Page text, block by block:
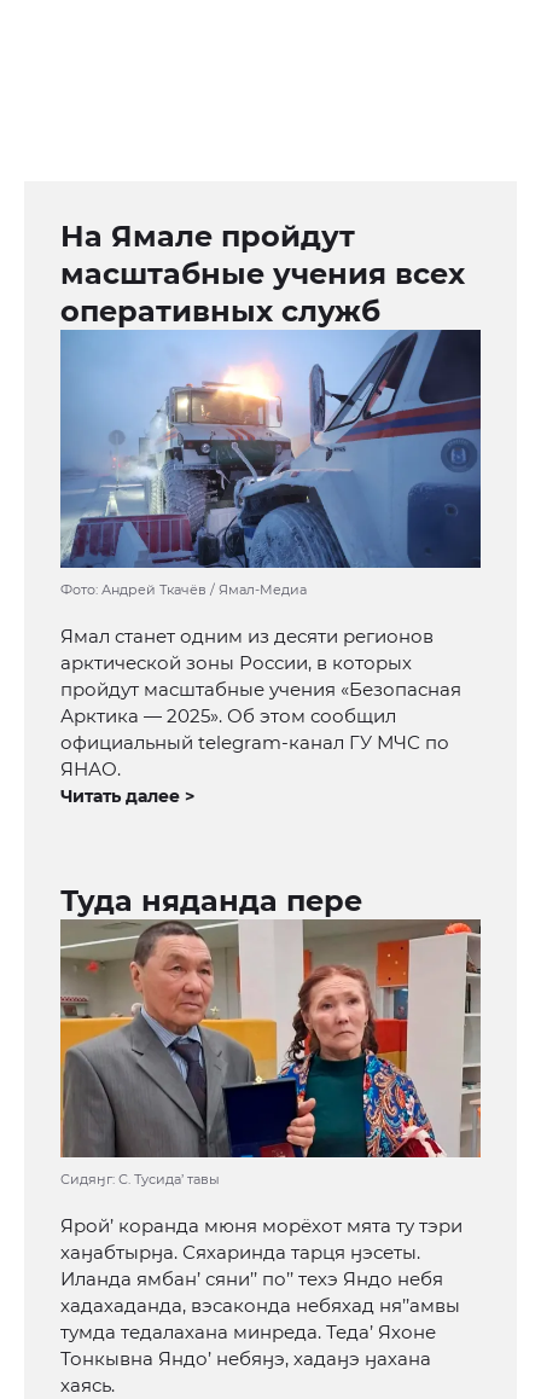
На Ямале пройдут
масштабные учения всех
оперативных служб
Фото: Андрей Ткачёв / Ямал-Медиа
Ямал станет одним из десяти регионов
арктической зоны России, в которых
пройдут масштабные учения «Безопасная
Арктика — 2025». Об этом сообщил
официальный telegram-канал ГУ МЧС по
ЯНАО.
Читать далее >
Туда няданда пере
Сидяӈг: С. Тусида’ тавы
Ярой’ коранда мюня морёхот мята ту тэри
хаӈабтырӈа. Сяхаринда тарця ӈэсеты.
Иланда ямбан’ сяни’’ по’’ техэ Яндо небя
хадахаданда, вэсаконда небяхад ня’’амвы
тумда тедалахана минреда. Теда’ Яхоне
Тонкывна Яндо’ небяӈэ, хадаӈэ ӈахана
хаясь.